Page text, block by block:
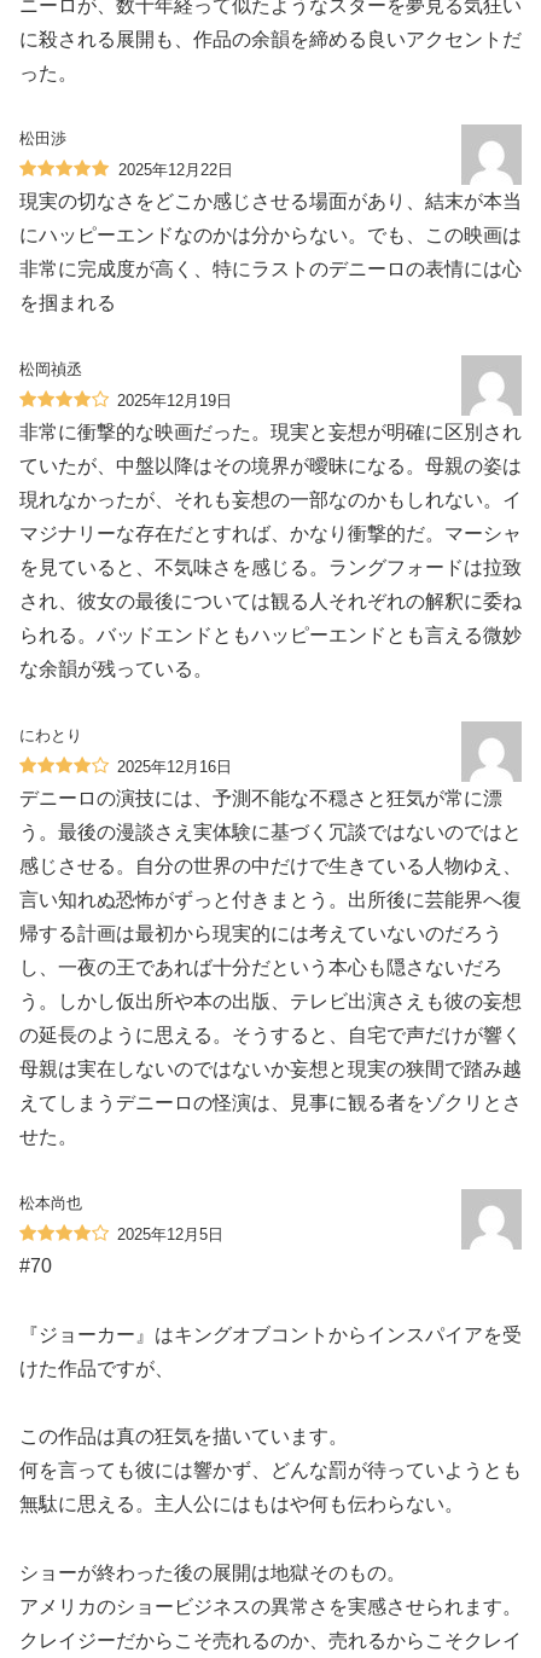
ニーロが、数十年経って似たようなスターを夢見る気狂い
に殺される展開も、作品の余韻を締める良いアクセントだ
った。
松田渉
2025年12月22日
現実の切なさをどこか感じさせる場面があり、結末が本当
にハッピーエンドなのかは分からない。でも、この映画は
非常に完成度が高く、特にラストのデニーロの表情には心
を掴まれる️
松岡禎丞
2025年12月19日
非常に衝撃的な映画だった。現実と妄想が明確に区別され
ていたが、中盤以降はその境界が曖昧になる。母親の姿は
現れなかったが、それも妄想の一部なのかもしれない。イ
マジナリーな存在だとすれば、かなり衝撃的だ。マーシャ
を見ていると、不気味さを感じる。ラングフォードは拉致
され、彼女の最後については観る人それぞれの解釈に委ね
られる。バッドエンドともハッピーエンドとも言える微妙
な余韻が残っている。
にわとり
2025年12月16日
デニーロの演技には、予測不能な不穏さと狂気が常に漂
う。最後の漫談さえ実体験に基づく冗談ではないのではと
感じさせる。自分の世界の中だけで生きている人物ゆえ、
言い知れぬ恐怖がずっと付きまとう。出所後に芸能界へ復
帰する計画は最初から現実的には考えていないのだろう
し、一夜の王であれば十分だという本心も隠さないだろ
う。しかし仮出所や本の出版、テレビ出演さえも彼の妄想
の延長のように思える。そうすると、自宅で声だけが響く
母親は実在しないのではないか妄想と現実の狭間で踏み越
えてしまうデニーロの怪演は、見事に観る者をゾクリとさ
せた。
松本尚也
2025年12月5日
#70
『ジョーカー』はキングオブコントからインスパイアを受
けた作品ですが、
この作品は真の狂気を描いています。
何を言っても彼には響かず、どんな罰が待っていようとも
無駄に思える。主人公にはもはや何も伝わらない。
ショーが終わった後の展開は地獄そのもの。
アメリカのショービジネスの異常さを実感させられます。
クレイジーだからこそ売れるのか、売れるからこそクレイ